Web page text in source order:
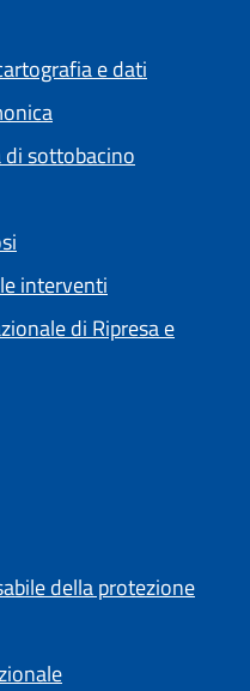
e dati
di sottobacino
interventi
di Ripresa e
della protezione